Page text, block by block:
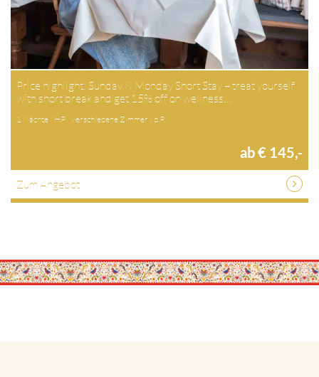
Price highlight: Sunday & Monday Short Stay – treat yourself
with short break and get 15% off on wellness…
1 Nächte / HP / verschiedene Zimmer / p.P.
ab € 145,-
Zum Angebot